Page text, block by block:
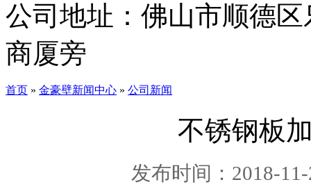
公司地址： 佛山市顺德
商厦旁
首页 » 金豪壁新闻中心 » 公司新闻
不锈钢板
发布时间：2018-